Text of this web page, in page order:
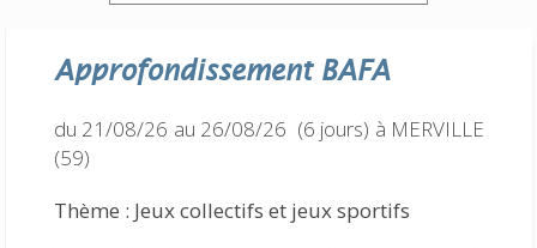
ApprofondissementBAFA
du 21/08/26 au 26/08/26 (6 jours) à MERVILLE
(59)
Thème : Jeux collectifs et jeux sportifs